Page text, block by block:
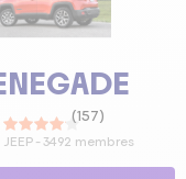
(157)
JEEP - 3492 membres